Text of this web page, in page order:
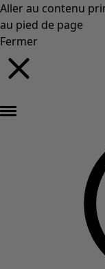
Aller au contenu
au pied de page
Fermer